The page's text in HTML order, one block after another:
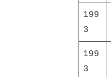
199
3
199
3